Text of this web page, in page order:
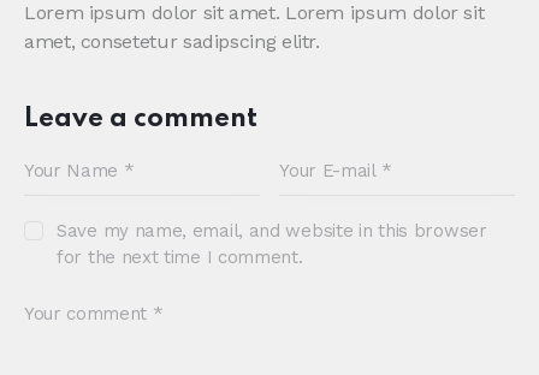
Lorem ipsum dolor sit amet. Lorem ipsum dolor sit
amet, consetetur sadipscing elitr.
Leave a comment
Save my name, email, and website in this browser
for the next time I comment.